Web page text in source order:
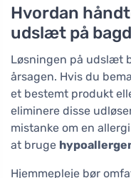
Hvordan
udslæt på
Løsningen på udslæt
årsagen. Hvis du
et bestemt produkt
eliminere disse
mistanke om en
at bruge
Hjemmepleje bør